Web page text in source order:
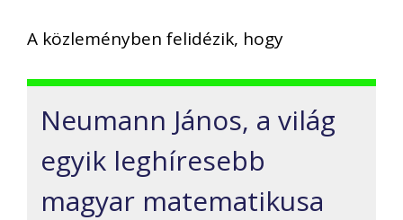
A közleményben felidézik, hogy
Neumann János, a világ
egyik leghíresebb
magyar matematikusa